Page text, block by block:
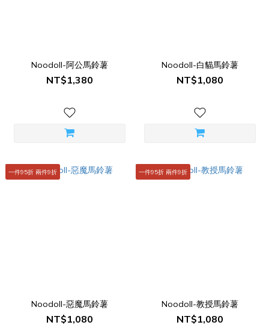
Noodoll-阿公馬鈴薯
NT$1,380
Noodoll-白貓馬鈴薯
NT$1,080
一件95折 兩件9折
Noodoll-惡魔馬鈴薯
NT$1,080
一件95折 兩件9折
Noodoll-教授馬鈴薯
NT$1,080